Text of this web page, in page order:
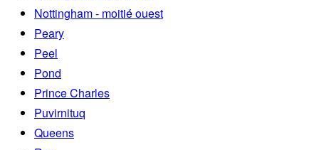
Nottingham - moitié ouest
Peary
Peel
Pond
Prince Charles
Puvirnituq
Queens